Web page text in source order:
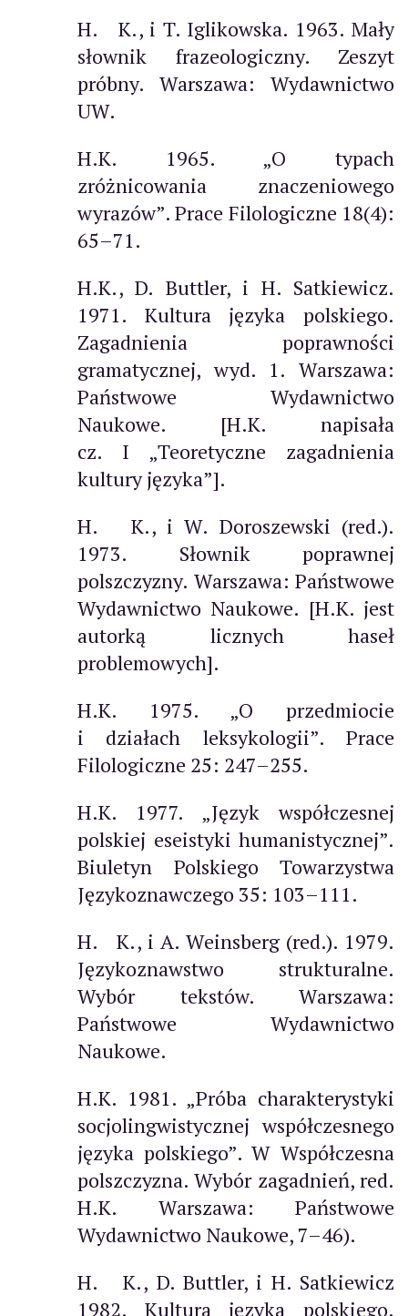
H. K., i T. Iglikowska. 1963. Mały
słownik frazeologiczny. Zeszyt
próbny. Warszawa: Wydawnictwo
UW.
H.K. 1965. „O typach
zróżnicowania znaczeniowego
wyrazów”. Prace Filologiczne 18(4):
65–71.
H.K., D. Buttler, i H. Satkiewicz.
1971. Kultura języka polskiego.
Zagadnienia poprawności
gramatycznej, wyd. 1. Warszawa:
Państwowe Wydawnictwo
Naukowe. [H.K. napisała
cz. I „Teoretyczne zagadnienia
kultury języka”].
H. K., i W. Doroszewski (red.).
1973. Słownik poprawnej
polszczyzny. Warszawa: Państwowe
Wydawnictwo Naukowe. [H.K. jest
autorką licznych haseł
problemowych].
H.K. 1975. „O przedmiocie
i działach leksykologii”. Prace
Filologiczne 25: 247–255.
H.K. 1977. „Język współczesnej
polskiej eseistyki humanistycznej”.
Biuletyn Polskiego Towarzystwa
Językoznawczego 35: 103–111.
H. K., i A. Weinsberg (red.). 1979.
Językoznawstwo strukturalne.
Wybór tekstów. Warszawa:
Państwowe Wydawnictwo
Naukowe.
H.K. 1981. „Próba charakterystyki
socjolingwistycznej współczesnego
języka polskiego”. W Współczesna
polszczyzna. Wybór zagadnień, red.
H.K. Warszawa: Państwowe
Wydawnictwo Naukowe, 7–46).
H. K., D. Buttler, i H. Satkiewicz
1982. Kultura języka polskiego.